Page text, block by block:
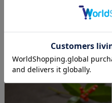
【こねこ便420対応】後藤文生
天然木 リーフはしおき
¥1,650